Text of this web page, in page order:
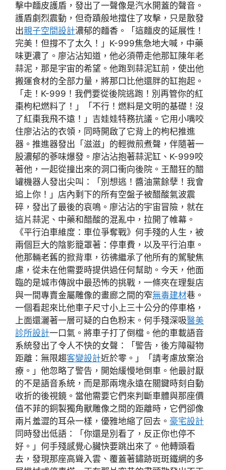
擊中麵皮護盾，發出了一聲像是汽水開蓋的聲音。
護盾劇烈震動，但奇蹟般地擋住了攻擊，只是散發
出親子空間設計濃郁的麵香。「這麵皮的延展性！
完美！但撐不了太久！」K-999焦急地大喊，中藥
味更濃了。廖沾沾知道，他必須帶走他那缸陳年老
蒜泥，那是宇宙的希望。他跑到蒜泥缸前，使出他
搬運食材的全部力量，將那口比他還胖的缸抱起。
「走！K-999！我們要從後院逃跑！別再管你的紅
棗枸杞燃料了！」「不行！燃料是文明的基礎！沒
了紅棗我飛不遠！」吉娃娃特務抗議。它用小嘴咬
住廖沾沾的衣領，同時開啟了它背上的枸杞推進
器。推進器發出「滋滋」的輕微煎煮聲，伴隨著一
股濃郁的蔘味爆發。廖沾沾抱著蒜泥缸、K-999咬
著他，一起從撞出來的洞口衝向後院。王醋狂的醋
罐機器人發出尖叫：「別想逃！醬油黨餘孽！我會
追上你！」店內剩下的所有空盤子被醋酸氣波震
碎，發出了最後的哀鳴。廖沾沾的宇宙冒險，就在
這片蒜泥、中藥和醋酸的混亂中，拉開了帷幕。
《平行泊車維度：車位爭奪戰》何手殘的人生，被
兩個巨大的陰影籠罩著：停車費，以及平行泊車。
他那輛老舊的掀背車，彷彿繼承了他所有的駕駛焦
慮，從未在他需要時提供過任何幫助。今天，他面
臨的是城市傳說中最恐怖的挑戰，一條夾在理髮店
與一間專賣金屬雕像的畫廊之間的窄無毒建材巷。
一個看起來比他車子尺寸小上三十公分的停車格，
上面還灑著一層可疑的白色粉末。何手殘深吸醫美
診所設計一口氣。將車子打了倒檔。他的車載語音
系統發出了令人不快的女聲：「警告，後方障礙物
距離：無限趨客變設計近於零。」「請考慮放棄治
療。」他忽略了警告，開始緩慢地倒車。他最討厭
的不是語音系統，而是那兩塊永遠在關鍵時刻自動
收折的後視鏡。當他需要它們來判斷車體與那座價
值不菲的銅製獨角獸雕像之間的距離時，它們卻像
兩片羞澀的耳朵一樣，優雅地縮了回去。 豪宅設計
同時發出低語：「你還是別看了，反正你也停不
好。」何手殘感覺心臟快要跳出來了。他轉頭看
去，發現那座高聳入雲、覆蓋著鏽跡斑斑鐵網的多